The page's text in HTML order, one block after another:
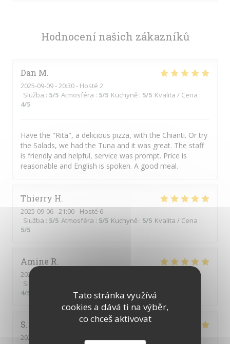
Tato stránka využívá
cookies a dává ti na výběr,
co chceš aktivovat
Hodnocení našich zákazníků
Dan M
2025-09-09- 20:30 - Hosté 2
Služba : 5/5 Atmosféra : 5/5 Kuchyně : 5/5 Kvalita / Cena :
4/5
Have the "Rita", a delicious pizza, with the Chianti. Or try
the Salads, we had the Tuna and it was great. The staff
is friendly and helpful, service was prompt. Price is
reasonable and English is spoken. A good meal.
Thierry H
2025-09-06- 21:00 - Hosté 6
Služba : 5/5 Atmosféra : 5/5 Kuchyně : 5/5 Kvalita / Cena :
5/5
Amine R
2025-09-06
Služba
4/5
S
2025-09-05